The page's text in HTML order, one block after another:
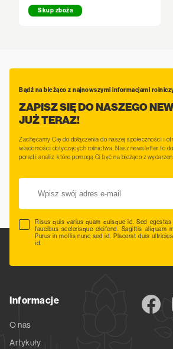
Skup zboża
Bądź na bieżąco z najnowszymi informacjami
ZAPISZ SIĘ DO NASZEGO
JUŻ TERAZ!
Zachęcamy Cię do dołączenia do naszej społeczności i
wiadomości dotyczących rolnictwa. Nasz newsletter to
porad i analiz, które pomogą Ci być na bieżąco z
Risus quis varius quam quisque id. Sed
faucibus scelerisque eleifend. Sagittis aliquam
Purus in mollis nunc sed id. Placerat duis
id.
Informacje
O nas
Artykuły